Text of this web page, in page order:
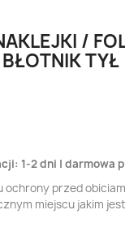
/
1-2 dni | darmowa
ochrony przed
miejscu jakim